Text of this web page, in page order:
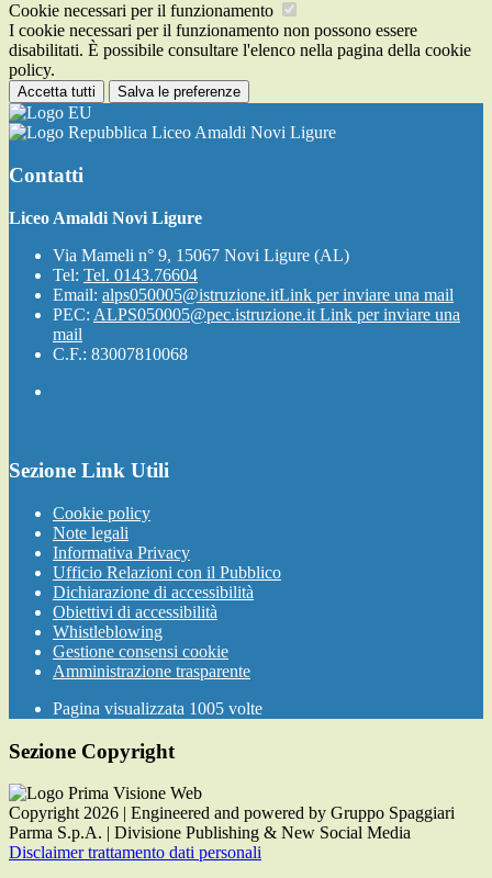
Cookie necessari per il funzionamento
I cookie necessari per il funzionamento non possono essere
disabilitati. È possibile consultare l'elenco nella pagina della cookie
policy.
Accetta tutti Salva le preferenze
Liceo Amaldi Novi Ligure
Contatti
Liceo Amaldi Novi Ligure
Via Mameli n° 9, 15067 Novi Ligure (AL)
Tel: Tel. 0143.76604
Email: alps050005@istruzione.itLink per inviare una mail
PEC: ALPS050005@pec.istruzione.it Link per inviare una
mail
C.F.: 83007810068
Sezione Link Utili
Cookie policy
Note legali
Informativa Privacy
Ufficio Relazioni con il Pubblico
Dichiarazione di accessibilità
Obiettivi di accessibilità
Whistleblowing
Gestione consensi cookie
Amministrazione trasparente
Pagina visualizzata 1005 volte
Sezione Copyright
Copyright 2026 | Engineered and powered by Gruppo Spaggiari
Parma S.p.A. | Divisione Publishing & New Social Media
Disclaimer trattamento dati personali